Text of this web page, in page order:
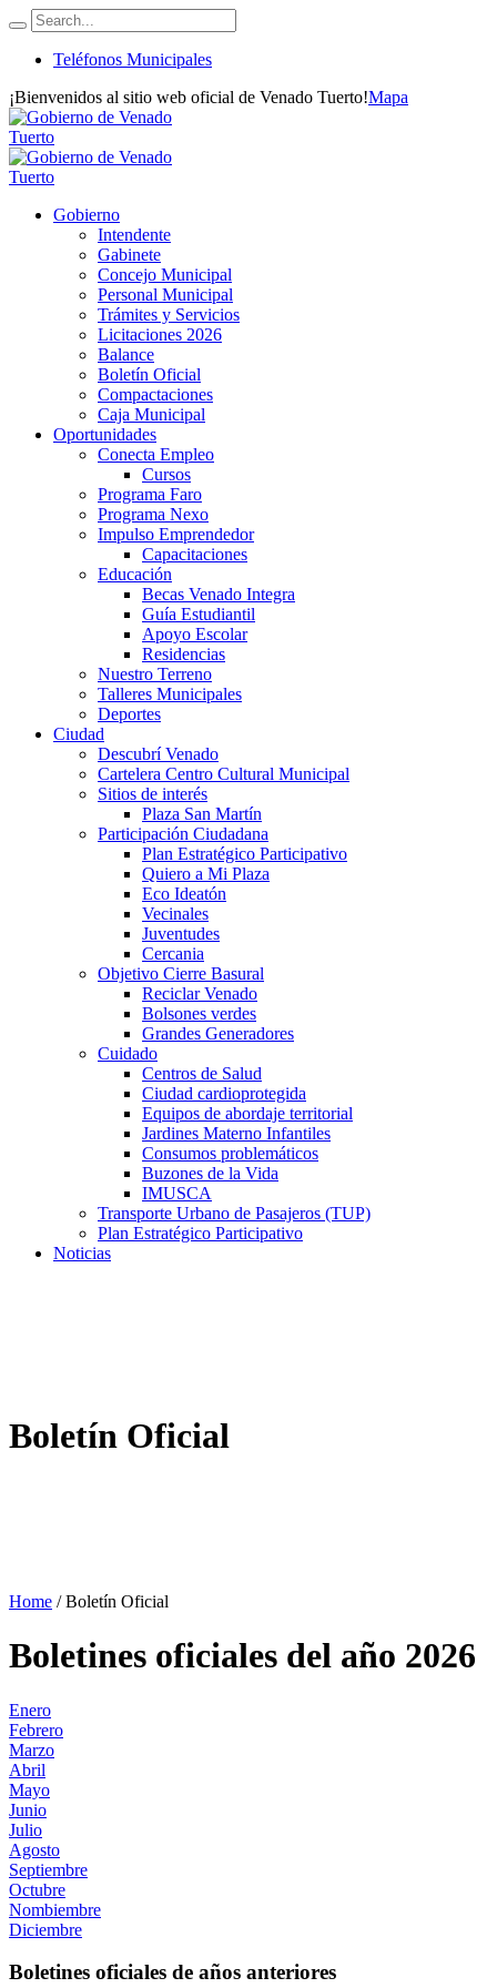
Teléfonos Municipales
¡Bienvenidos al sitio web oficial de Venado Tuerto!Mapa
Gobierno
Intendente
Gabinete
Concejo Municipal
Personal Municipal
Trámites y Servicios
Licitaciones 2026
Balance
Boletín Oficial
Compactaciones
Caja Municipal
Oportunidades
Conecta Empleo
Cursos
Programa Faro
Programa Nexo
Impulso Emprendedor
Capacitaciones
Educación
Becas Venado Integra
Guía Estudiantil
Apoyo Escolar
Residencias
Nuestro Terreno
Talleres Municipales
Deportes
Ciudad
Descubrí Venado
Cartelera Centro Cultural Municipal
Sitios de interés
Plaza San Martín
Participación Ciudadana
Plan Estratégico Participativo
Quiero a Mi Plaza
Eco Ideatón
Vecinales
Juventudes
Cercania
Objetivo Cierre Basural
Reciclar Venado
Bolsones verdes
Grandes Generadores
Cuidado
Centros de Salud
Ciudad cardioprotegida
Equipos de abordaje territorial
Jardines Materno Infantiles
Consumos problemáticos
Buzones de la Vida
IMUSCA
Transporte Urbano de Pasajeros (TUP)
Plan Estratégico Participativo
Noticias
Boletín Oficial
Home /Boletín Oficial
Boletines oficiales del año 2026
Enero
Febrero
Marzo
Abril
Mayo
Junio
Julio
Agosto
Septiembre
Octubre
Nombiembre
Diciembre
Boletines oficiales de años anteriores